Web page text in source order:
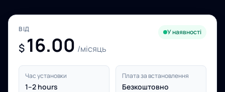
ВІД
$ 16.00 /місяць
У наявності
Час установки
1–2 hours
Плата за встановлення
Безкоштовно